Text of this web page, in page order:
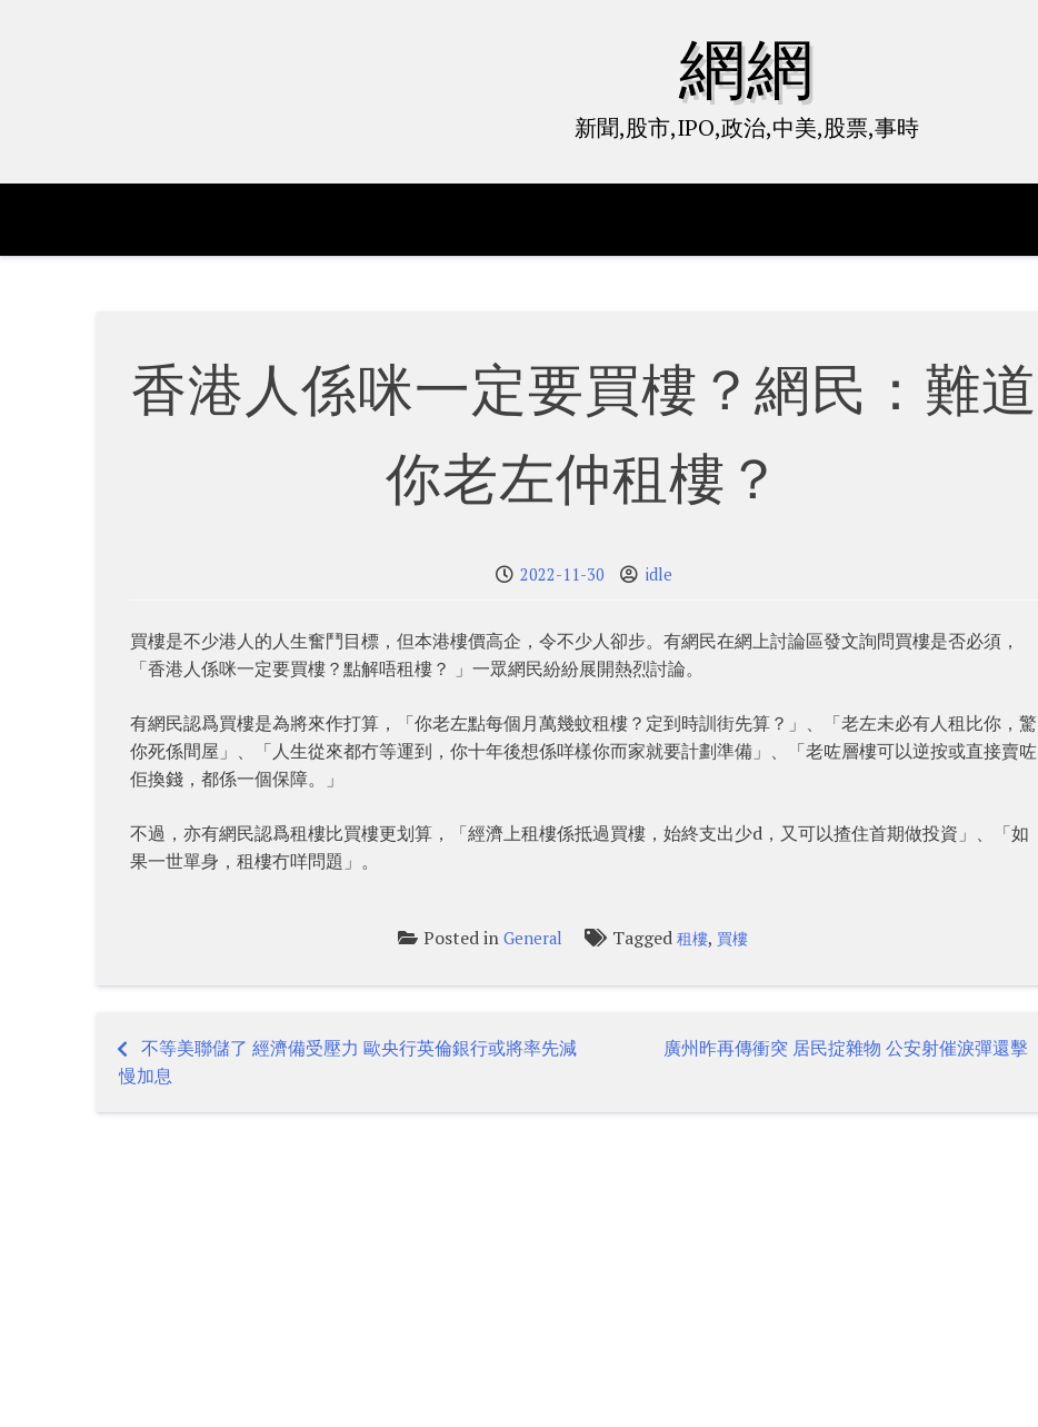
網網
新聞,股市,IPO,政治,中美,股票,事時
香港人係咪一定要買樓？網民：難道
你老左仲租樓？
2022-11-30 idle
買樓是不少港人的人生奮鬥目標，但本港樓價高企，令不少人卻步。有網民在網上討論區發文詢問買樓是否必須，
「香港人係咪一定要買樓？點解唔租樓？ 」一眾網民紛紛展開熱烈討論。
有網民認爲買樓是為將來作打算，「你老左點每個月萬幾蚊租樓？定到時訓街先算？」、「老左未必有人租比你，驚
你死係間屋」、「人生從來都冇等運到，你十年後想係咩樣你而家就要計劃準備」、「老咗層樓可以逆按或直接賣咗
佢換錢，都係一個保障。」
不過，亦有網民認爲租樓比買樓更划算，「經濟上租樓係抵過買樓，始終支出少d，又可以揸住首期做投資」、「如
果一世單身，租樓冇咩問題」。
Posted inGeneral Tagged租樓, 買樓
Post
navigation
不等美聯儲了 經濟備受壓力 歐央行英倫銀行或將率先減
慢加息
廣州昨再傳衝突 居民掟雜物 公安射催淚彈還擊